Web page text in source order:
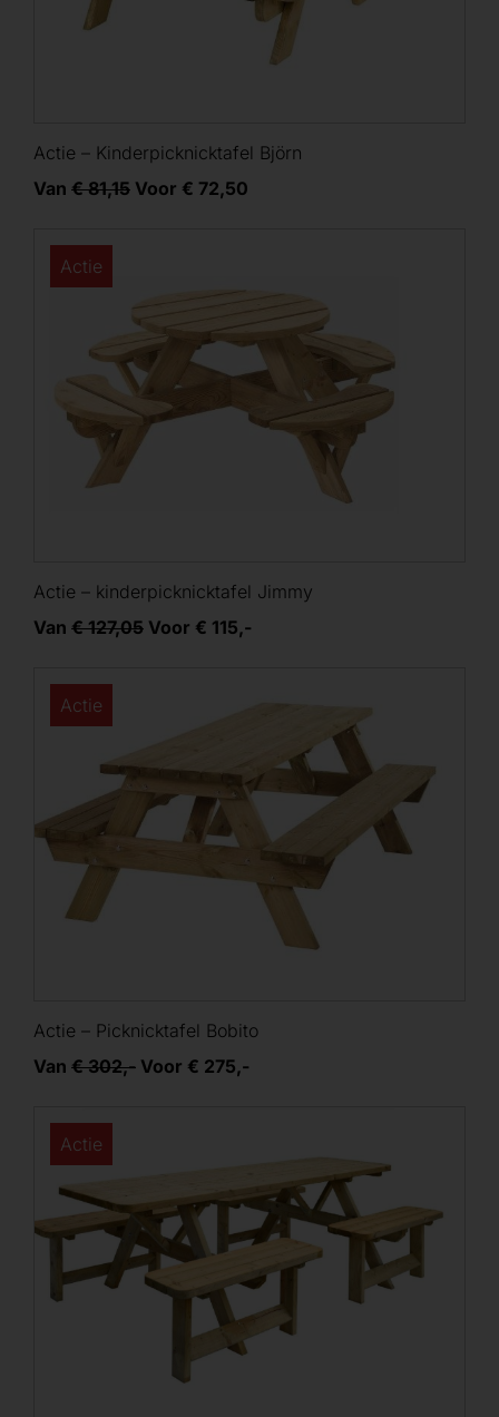
Actie – Kinderpicknicktafel Björn
Van € 81,15 Voor € 72,50
Actie
Actie – kinderpicknicktafel Jimmy
Van € 127,05 Voor € 115,-
Actie
Actie – Picknicktafel Bobito
Van € 302,- Voor € 275,-
Actie